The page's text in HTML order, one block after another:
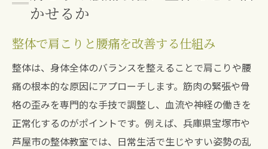
かせるか
整体で肩こりと腰痛を改善する仕組み
整体は、身体全体のバランスを整えることで肩こりや腰
痛の根本的な原因にアプローチします。筋肉の緊張や骨
格の歪みを専門的な手技で調整し、血流や神経の働きを
正常化するのがポイントです。例えば、兵庫県宝塚市や
芦屋市の整体教室では、日常生活で生じやすい姿勢の乱